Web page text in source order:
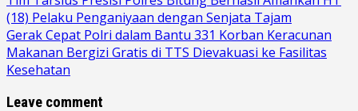
(18) Pelaku Penganiyaan dengan Senjata Tajam
Gerak Cepat Polri dalam Bantu 331 Korban Keracunan
Makanan Bergizi Gratis di TTS Dievakuasi ke Fasilitas
Kesehatan
Leave comment